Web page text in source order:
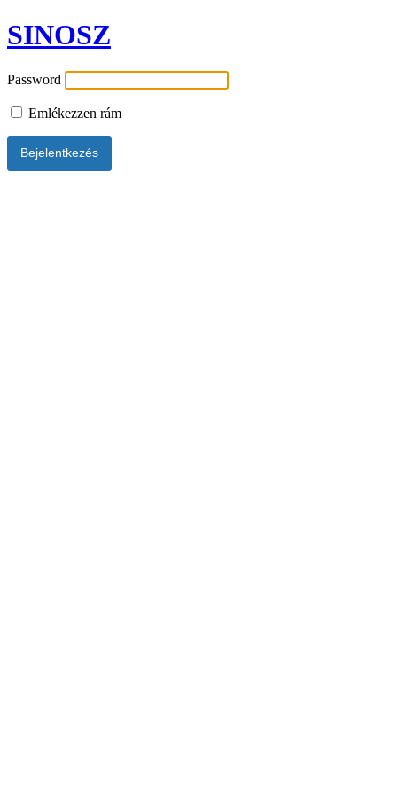
SINOSZ
Password
Emlékezzen rám